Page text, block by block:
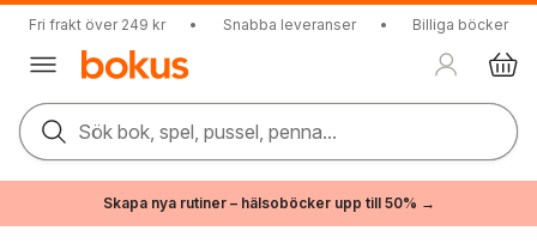
Fri frakt över 249 kr • Snabba leveranser • Billiga böcker
Sök bok, spel, pussel, penna...
Skapa nya rutiner – hälsoböcker upp till 50% →